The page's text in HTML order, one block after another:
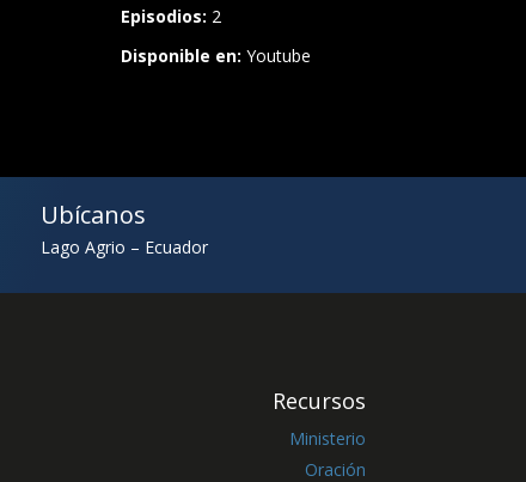
Episodios: 2
Disponible en:Youtube
Ubícanos
Lago Agrio – Ecuador
Recursos
Ministerio
Oración